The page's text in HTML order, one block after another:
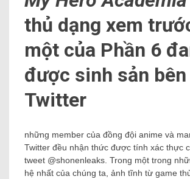
thủ dạng xem
một của Phần 6
được sinh sản
Twitter
những member của đồng đội anime và
Twitter đều nhận thức được tính xác thực
tweet @shonenleaks. Trong một trong
hệ nhất của chúng ta, ảnh tĩnh từ game